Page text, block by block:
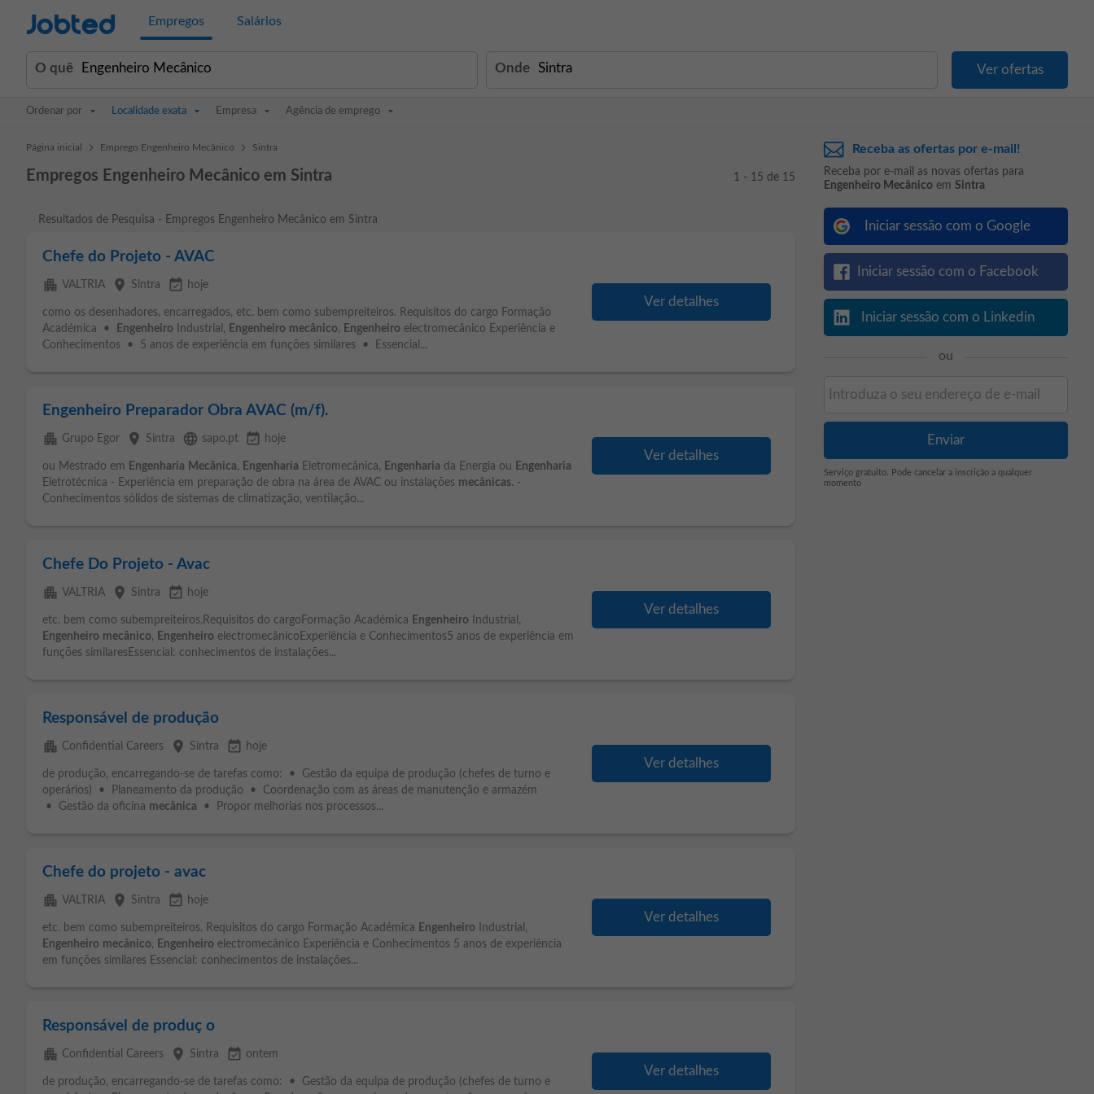
Jobted Empregos Salários
O quê Onde
Ordenar por Localidade exata Empresa Agência de emprego
Página inicial > Emprego Engenheiro Mecânico > Sintra
Empregos Engenheiro Mecânico em Sintra 1 - 15 de 15
Resultados de Pesquisa - Empregos Engenheiro Mecânico em Sintra
Chefe do Projeto - AVAC
apartment VALTRIA place Sintra event_available hoje
como os desenhadores, encarregados, etc. bem como subempreiteiros. Requisitos do cargo Formação
Académica •
Engenheiro Industrial, Engenheiro mecânico, Engenheiro electromecânico Experiência e
Conhecimentos • 5 anos de experiência em funções similares • Essencial...
Ver detalhes
Engenheiro Preparador Obra AVAC (m/f).
apartment Grupo Egor place Sintra language sapo.pt event_available hoje
ou Mestrado em Engenharia Mecânica, Engenharia Eletromecânica, Engenharia da Energia ou Engenharia
Eletrotécnica - Experiência em preparação de obra na área de AVAC ou instalações mecânicas. -
Conhecimentos sólidos de sistemas de climatização, ventilação...
Ver detalhes
Chefe Do Projeto - Avac
apartment VALTRIA place Sintra event_available hoje
etc. bem como subempreiteiros.Requisitos do cargoFormação Académica Engenheiro Industrial,
Engenheiro mecânico, Engenheiro electromecânicoExperiência e Conhecimentos5 anos de experiência em
funções similaresEssencial: conhecimentos de instalações...
Ver detalhes
Responsável de produção
apartment Confidential Careers place Sintra event_available hoje
de produção, encarregando-se de tarefas como: • Gestão da equipa de produção (chefes de turno e
operários) • Planeamento da produção • Coordenação com as áreas de manutenção e armazém
• Gestão da oficina mecânica • Propor melhorias nos processos...
Ver detalhes
Chefe do projeto - avac
apartment VALTRIA place Sintra event_available hoje
etc. bem como subempreiteiros. Requisitos do cargo Formação Académica Engenheiro Industrial,
Engenheiro mecânico, Engenheiro electromecânico Experiência e Conhecimentos 5 anos de experiência
em funções similares Essencial: conhecimentos de instalações...
Ver detalhes
Responsável de produç o
apartment Confidential Careers place Sintra event_available ontem
de produção, encarregando-se de tarefas como: • Gestão da equipa de produção (chefes de turno e
Ver detalhes
Receba as ofertas por e-mail!
Receba por e-mail as novas ofertas para
Engenheiro Mecânico em Sintra
Iniciar sessão com o Google
Iniciar sessão com o Facebook
Iniciar sessão com o Linkedin
ou
Serviço gratuito. Pode cancelar a inscrição a qualquer
momento